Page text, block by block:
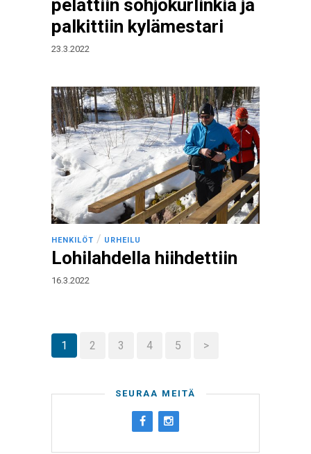
pelattiin sohjokurlinkia ja
palkittiin kylämestari
23.3.2022
HENKILÖT / URHEILU
Lohilahdella hiihdettiin
16.3.2022
1 2 3 4 5 >
SEURAA MEITÄ